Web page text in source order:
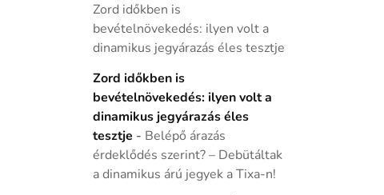
Zord időkben is
bevételnövekedés: ilyen volt a
dinamikus jegyárazás éles tesztje
Zord időkben is
bevételnövekedés: ilyen volt a
dinamikus jegyárazás éles
tesztje - Belépő árazás
érdeklődés szerint? – Debütáltak
a dinamikus árú jegyek a Tixa-n!